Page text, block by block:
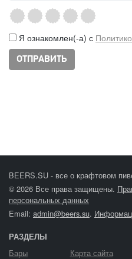
Я ознакомлен(-а) с
BEERS.SU - все о крафтовом
© 2026 Все права защищены.
персональных данных
Email: admin@beers.su.
РАЗДЕЛЫ
Бары
Карта сайта